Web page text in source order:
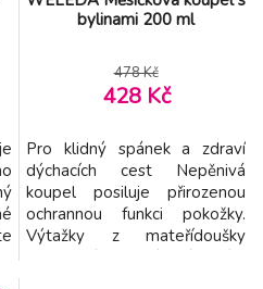
bylinami 200 ml
478 Kč
428 Kč
Pro klidný spánek a zdraví
dýchacích cest Nepěnivá
koupel posiluje přirozenou
ochrannou funkci pokožky.
Výtažky z mateřídoušky